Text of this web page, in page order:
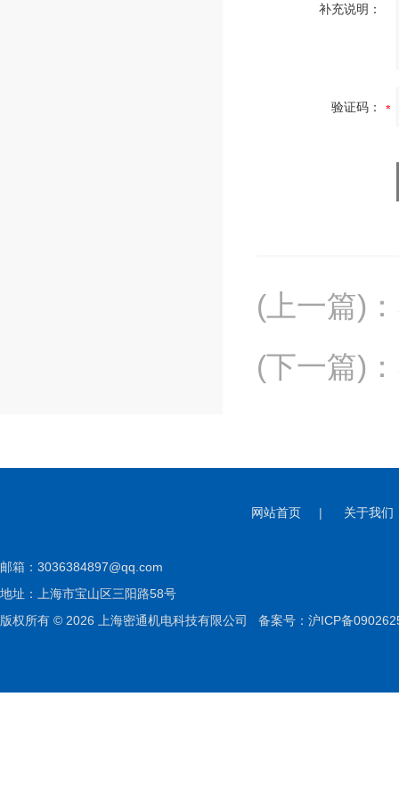
补充说明：
验证码：
(上一篇) ：
(下一篇) ：
网站首页 | 关于我们
邮箱： 3036384897@qq.com
地址：上海市宝山区三阳路58号
版权所有 © 2026 上海密通机电科技有限公司 备案号：沪ICP备